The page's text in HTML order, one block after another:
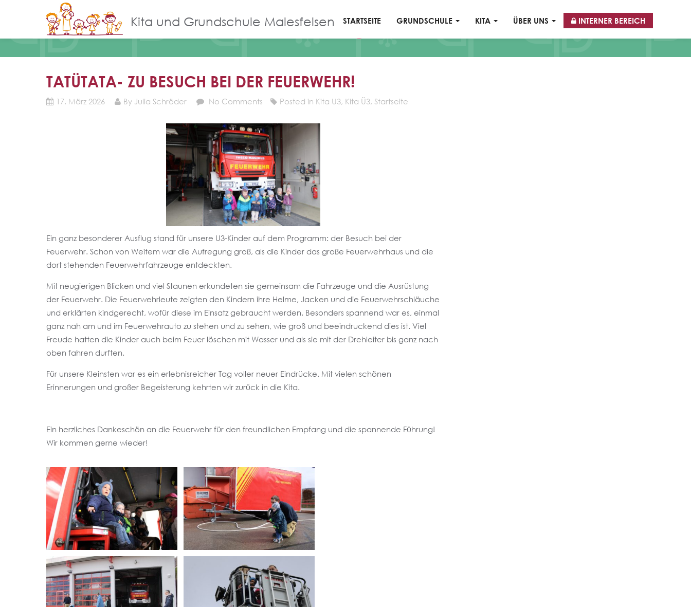
Kita und Grundschule Malesfelsen STARTSEITE GRUNDSCHULE KITA ÜBER UNS INTERNER BEREICH
Blog
TATÜTATA- ZU BESUCH BEI DER FEUERWEHR!
17. März 2026 By Julia Schröder No Comments Posted in Kita U3, Kita Ü3, Startseite
Ein ganz besonderer Ausflug stand für unsere U3-Kinder auf dem Programm: der Besuch bei der
Feuerwehr. Schon von Weitem war die Aufregung groß, als die Kinder das große Feuerwehrhaus und die
dort stehenden Feuerwehrfahrzeuge entdeckten.
Mit neugierigen Blicken und viel Staunen erkundeten sie gemeinsam die Fahrzeuge und die Ausrüstung
der Feuerwehr. Die Feuerwehrleute zeigten den Kindern ihre Helme, Jacken und die Feuerwehrschläuche
und erklärten kindgerecht, wofür diese im Einsatz gebraucht werden. Besonders spannend war es, einmal
ganz nah am und im Feuerwehrauto zu stehen und zu sehen, wie groß und beeindruckend dies ist. Viel
Freude hatten die Kinder auch beim Feuer löschen mit Wasser und als sie mit der Drehleiter bis ganz nach
oben fahren durften.
Für unsere Kleinsten war es ein erlebnisreicher Tag voller neuer Eindrücke. Mit vielen schönen
Erinnerungen und großer Begeisterung kehrten wir zurück in die Kita.
Ein herzliches Dankeschön an die Feuerwehr für den freundlichen Empfang und die spannende Führung!
Wir kommen gerne wieder!